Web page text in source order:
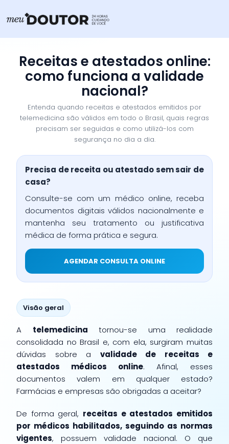
para
Receitas e atestados online:
como funciona a validade
nacional?
Entenda quando receitas e atestados emitidos por
telemedicina são válidos em todo o Brasil, quais regras
precisam ser seguidas e como utilizá-los com
segurança no dia a dia.
Precisa de receita ou atestado sem sair de
casa?
Consulte-se com um médico online, receba
documentos digitais válidos nacionalmente e
mantenha seu tratamento ou justificativa
médica de forma prática e segura.
AGENDAR CONSULTA ONLINE
Visão geral
A telemedicina tornou-se uma realidade
consolidada no Brasil e, com ela, surgiram muitas
dúvidas sobre a validade de receitas e
atestados médicos online. Afinal, esses
documentos valem em qualquer estado?
Farmácias e empresas são obrigadas a aceitar?
De forma geral, receitas e atestados emitidos
por médicos habilitados, seguindo as normas
vigentes, possuem validade nacional. O que